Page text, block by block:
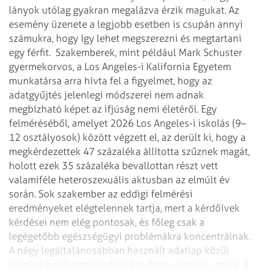
lányok utólag gyakran megalázva érzik magukat. Az
esemény üzenete a legjobb esetben is csupán annyi
számukra, hogy így lehet megszerezni és megtartani
egy férfit. Szakemberek, mint például Mark Schuster
gyermekorvos, a Los Angeles-i Kalifornia Egyetem
munkatársa arra hívta fel a figyelmet, hogy az
adatgyűjtés jelenlegi módszerei nem adnak
megbízható képet az ifjúság nemi életéről. Egy
felméréséből, amelyet 2026 Los Angeles-i iskolás (9–
12 osztályosok) között végzett el, az derült ki, hogy a
megkérdezettek 47 százaléka állította szűznek magát,
holott ezek 35 százaléka bevallottan részt vett
valamiféle heteroszexuális aktusban az elmúlt év
során. Sok szakember az eddigi felmérési
eredményeket elégtelennek tartja, mert a kérdőívek
kérdései nem elég pontosak, és főleg csak a
legégetőbb egészségügyi problémákra koncentrálnak.
A négy legáltalánosabban használt adatlap közül